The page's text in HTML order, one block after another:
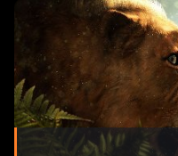
Denken Sie daran, dass
abgefeuerten Pfeile
einsammeln müssen.
Leichen eurer Feinde
nach etwas Nützlichem
Plündern: